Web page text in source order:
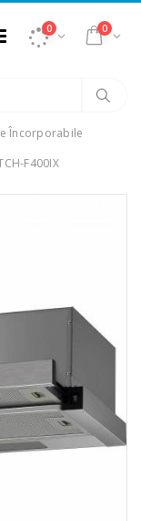
0 0
Încorporabile
F400IX